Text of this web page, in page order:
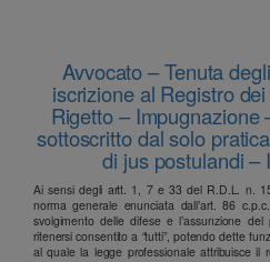
Avvocato – Tenuta
iscrizione al Registro
Rigetto – Impugnazione
sottoscritto dal solo
di jus postulandi –
Ai sensi degli artt. 1, 7 e 33 del R.D.L. n.
norma generale enunciata dall’art. 86
svolgimento delle difese e l’assunzione
ritenersi consentito a “tutti”, potendo dette
al quale la legge professionale attribuisce il